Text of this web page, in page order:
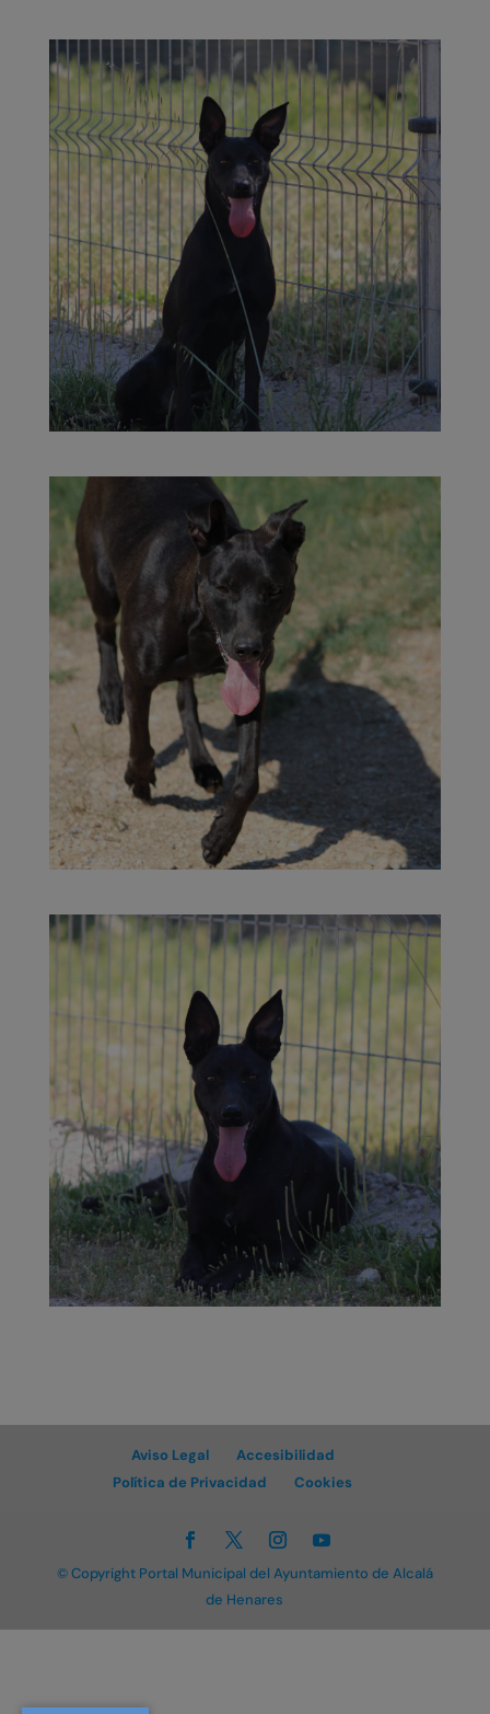
Aviso Legal
Accesibilidad
Política de Privacidad
Cookies
© Copyright Portal Municipal del Ayuntamiento de Alcalá
de Henares